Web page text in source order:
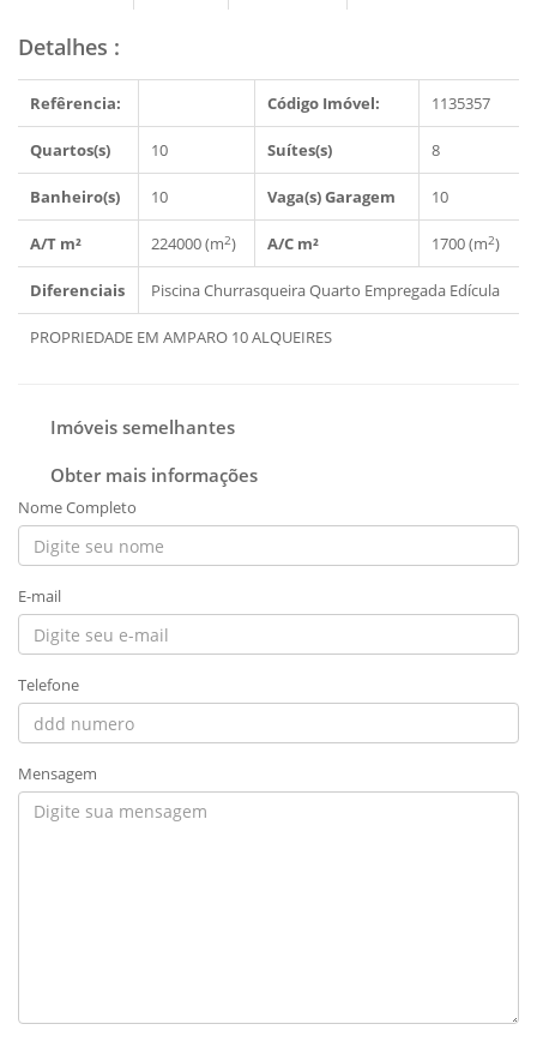
Detalhes :
Refêrencia: Código Imóvel: 1135357
Quartos(s) 10 Suítes(s) 8
Banheiro(s) 10 Vaga(s) Garagem 10
A/T m² 224000 (m2) A/C m² 1700 (m2)
Diferenciais PiscinaChurrasqueiraQuarto Empregada Edícula
PROPRIEDADE EM AMPARO 10 ALQUEIRES
Imóveis semelhantes
Obter mais informações
Nome Completo
E-mail
Telefone
Mensagem